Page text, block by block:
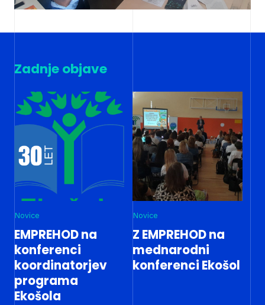
Zadnje objave
Novice
EMPREHOD na
konferenci
koordinatorjev
programa
Ekošola
Novice
Z EMPREHOD na
mednarodni
konferenci Ekošol